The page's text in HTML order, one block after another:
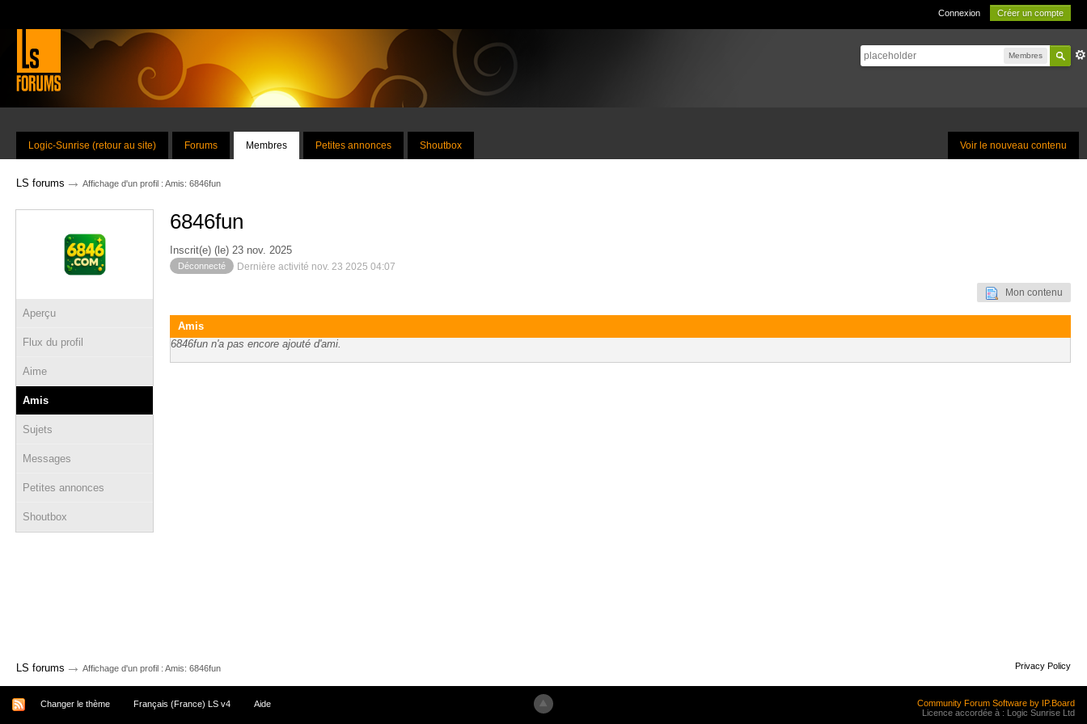
Connexion Créer un compte
Membres
Voir le nouveau contenu
Logic-Sunrise (retour au site) Forums Membres Petites annonces Shoutbox
LS forums → Affichage d'un profil : Amis: 6846fun
Aperçu
Flux du profil
Aime
Amis
Sujets
Messages
Petites annonces
Shoutbox
6846fun
Inscrit(e) (le) 23 nov. 2025
Déconnecté Dernière activité nov. 23 2025 04:07
Mon contenu
Amis
6846fun n'a pas encore ajouté d'ami.
LS forums → Affichage d'un profil : Amis: 6846fun Privacy Policy
Changer le thème Français (France) LS v4 Aide
Community Forum Software by IP.Board
Licence accordée à : Logic Sunrise Ltd